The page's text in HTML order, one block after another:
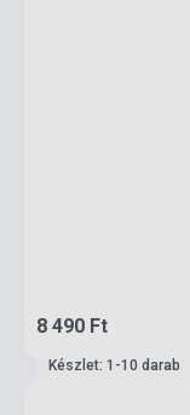
8 490 Ft
Készlet: 1-10 darab